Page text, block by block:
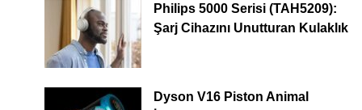
Philips 5000 Serisi (TAH5209):
Şarj Cihazını Unutturan Kulaklık
Dyson V16 Piston Animal